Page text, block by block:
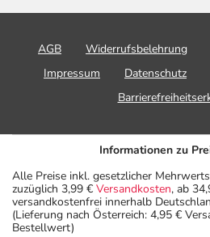
AGB Widerrufsbelehrung
Impressum
Datenschutz
Informationen zu
Alle Preise inkl. gesetzlicher
zuzüglich 3,99 € Versandkosten, ab
versandkostenfrei innerhalb
(Lieferung nach Österreich: 4,95 €
Bestellwert)